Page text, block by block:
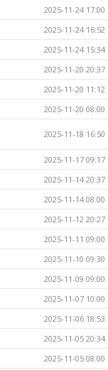
2025-11-24 17:00
2025-11-24 16:52
2025-11-24 15:34
2025-11-20 20:37
2025-11-20 11:12
2025-11-20 08:00
2025-11-18 16:50
2025-11-17 09:17
2025-11-14 20:37
2025-11-14 08:00
2025-11-12 20:27
2025-11-11 09:00
2025-11-10 09:30
2025-11-09 09:00
2025-11-07 10:00
2025-11-06 18:53
2025-11-05 20:34
2025-11-05 08:00